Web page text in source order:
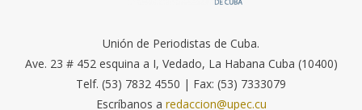
Unión de Periodistas de Cuba.
Ave. 23 # 452 esquina a I, Vedado, La Habana Cuba (10400)
Telf. (53) 7832 4550 | Fax: (53) 7333079
Escríbanos a redaccion@upec.cu